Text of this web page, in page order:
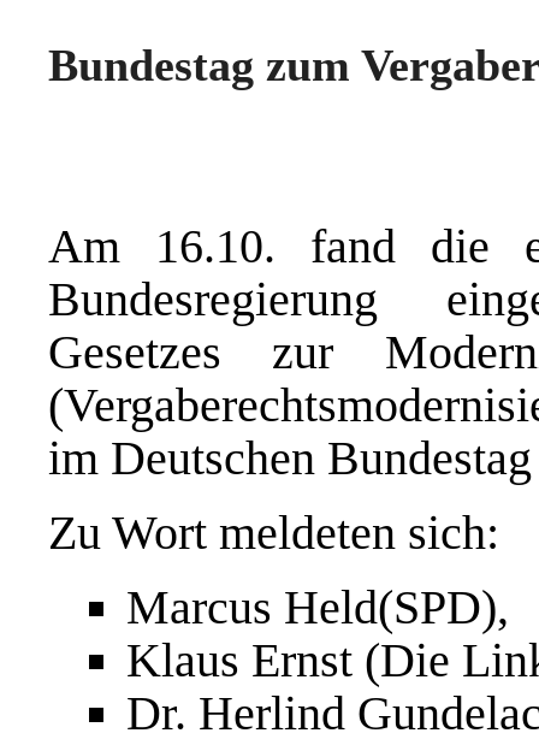
Bundestag zum
Am 16.10. fand die
Bundesregierung
Gesetzes zur
im Deutschen
Zu Wort meldeten sich:
Marcus Held(SPD),
Klaus Ernst (Die
Dr. Herlind